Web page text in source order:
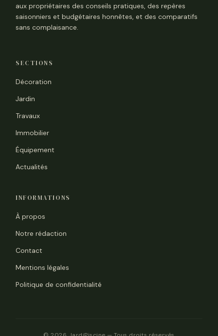
aux propriétaires des conseils pratiques, des repères
saisonniers et budgétaires honnêtes, et des comparatifs
sans complaisance.
SECTIONS
Décoration
Jardin
Travaux
Immobilier
Équipement
Actualités
INFORMATIONS
À propos
Notre rédaction
Contact
Mentions légales
Politique de confidentialité